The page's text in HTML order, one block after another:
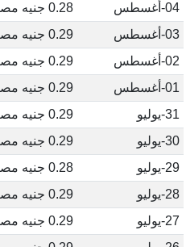
04-أغسطس
0.28 جنيه مصري
03-أغسطس
0.29 جنيه مصري
02-أغسطس
0.29 جنيه مصري
01-أغسطس
0.29 جنيه مصري
31-يوليو
0.29 جنيه مصري
30-يوليو
0.29 جنيه مصري
29-يوليو
0.28 جنيه مصري
28-يوليو
0.29 جنيه مصري
27-يوليو
0.29 جنيه مصري